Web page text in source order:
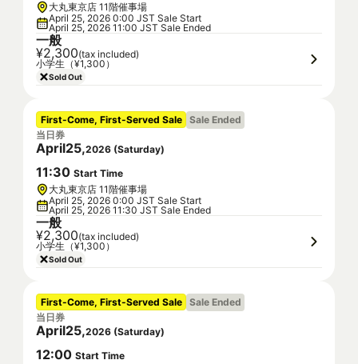
大丸東京店 11階催事場
April 25, 2026 0:00 JST Sale Start
April 25, 2026 11:00 JST Sale Ended
一般
¥2,300(tax included)
小学生（¥1,300）
Sold Out
First-Come, First-Served Sale Sale Ended
当日券
April25,2026 (Saturday)
11:30 Start Time
大丸東京店 11階催事場
April 25, 2026 0:00 JST Sale Start
April 25, 2026 11:30 JST Sale Ended
一般
¥2,300(tax included)
小学生（¥1,300）
Sold Out
First-Come, First-Served Sale Sale Ended
当日券
April25,2026 (Saturday)
12:00 Start Time